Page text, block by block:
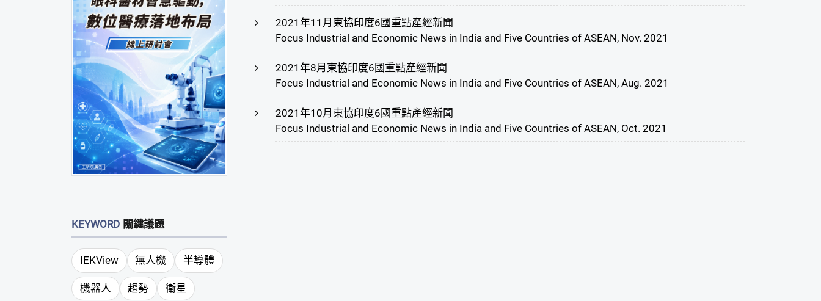
KEYWORD 關鍵議題
IEKView 無人機 半導體
機器人 趨勢 衛星
2021年11月東協印度6國重點產經新聞
Focus Industrial and Economic News in India and Five Countries of ASEAN, Nov. 2021
2021年8月東協印度6國重點產經新聞
Focus Industrial and Economic News in India and Five Countries of ASEAN, Aug. 2021
2021年10月東協印度6國重點產經新聞
Focus Industrial and Economic News in India and Five Countries of ASEAN, Oct. 2021